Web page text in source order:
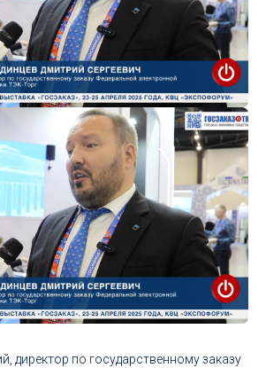
директор по государственному заказу